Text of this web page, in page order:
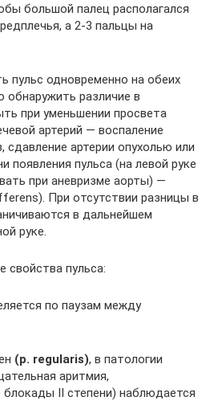
большой палец располагался
а 2-3 пальцы на
пульс одновременно на обеих
обнаружить различие в
при уменьшении просвета
артерий — воспаление
сдавление артерии опухолью или
появления пульса (на левой руке
при аневризме аорты) —
При отсутствии разницы в
в дальнейшем
руке.
пульса:
по паузам между
(р. regularis), в патологии
аритмия,
блокады II степени) наблюдается